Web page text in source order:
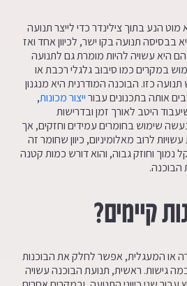
הנע בתוך צילינדר כדי לייצר תנועה
בבסיסה תנועה בקו ישר, לכיוון אחד ואז
היא עשויה להיות מומרת גם לתנועה
במקרים כמו סיבוב גלגלי רכבת או
כזו. הבוכנה המודרנית היא מנגנון
אותה בתכנונים עבורייצור מכונות,
היטב לאורך זמן ובדרישות
שימוש בחומרים עמידים וחזקים, אך
לרוב מאלומיניום, כיוון שחומר זה
נמוך וחוזק גבוה, והוא דורש כמות קטנה
הבוכנה.
קיימים?
או המעגלית, אפשר לחלק את הבוכנות
גישות. ראשית, תנועת הבוכנה עשויה